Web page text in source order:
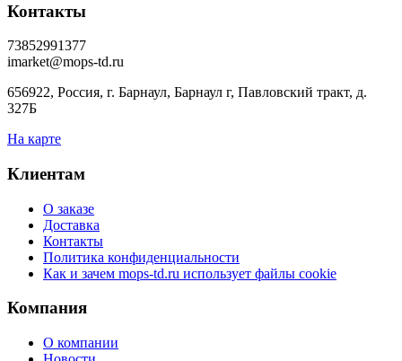
Контакты
73852991377
imarket@mops-td.ru
656922, Россия, г. Барнаул, Барнаул г, Павловский тракт, д.
327Б
На карте
Клиентам
О заказе
Доставка
Контакты
Политика конфиденциальности
Как и зачем mops-td.ru использует файлы cookie
Компания
О компании